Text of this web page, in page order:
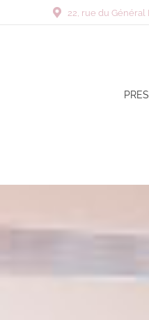
22, rue du Général